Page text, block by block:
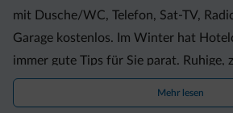
mit Dusche/WC, Telefon, Sat-TV,
Garage kostenlos. Im Winter hat
immer gute Tips für Sie parat. Ruhige,
wunderschönem Blick auf die Burg
Land und Leute und einen Aufenthalt
Mehr lesen